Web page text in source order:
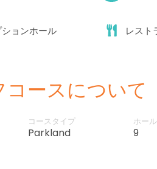
ションホール レスト
コースについて
コースタイプ
Parkland
ホール
9